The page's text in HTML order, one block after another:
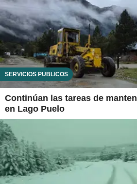
SERVICIOS PÚBLICOS
Continúan las tareas de
en Lago Puelo